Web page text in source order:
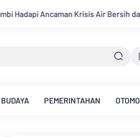
dan Karhutla Sungai
PEMERINTAHAN